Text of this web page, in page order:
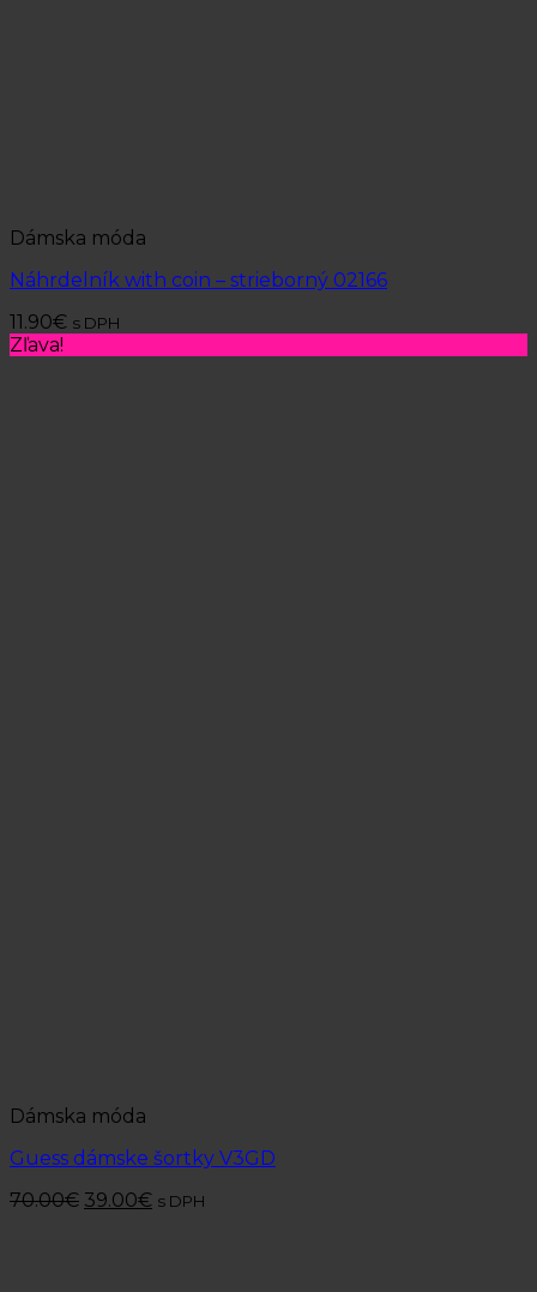
Dámska móda
Náhrdelník with coin – strieborný 02166
11.90€ s DPH
Zľava!
Dámska móda
Guess dámske šortky V3GD
70.00€ 39.00€ s DPH